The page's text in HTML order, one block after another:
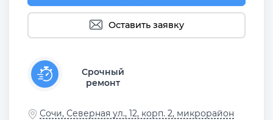
Оставить заявку
Срочный
ремонт
Сочи, Северная ул., 12, корп. 2, микрорайон